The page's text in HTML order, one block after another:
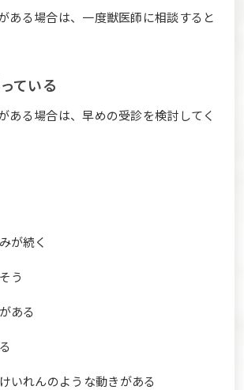
ある場合は、一度獣医師に相談すると
ている
ある場合は、早めの受診を検討してく
が続く
う
ある
いれんのような動きがある